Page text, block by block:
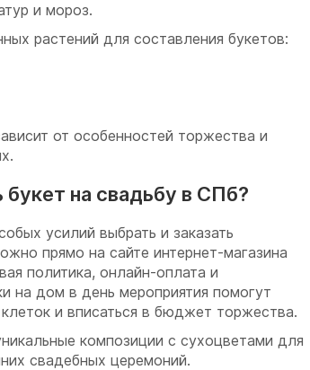
и мороз.
растений для составления букетов:
от особенностей торжества и
на свадьбу в СПб?
усилий выбрать и заказать
прямо на сайте интернет-магазина
политика, онлайн-оплата и
на дом в день мероприятия помогут
и вписаться в бюджет торжества.
композиции с сухоцветами для
свадебных церемоний.